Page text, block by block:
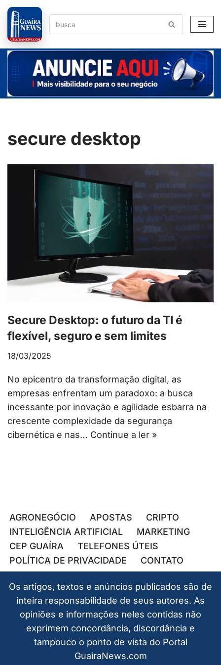
Pular
para
o
conteúdo
secure desktop
Secure Desktop: o futuro da TI é
flexível, seguro e sem limites
18/03/2025
No epicentro da transformação digital, as
empresas enfrentam um paradoxo: a busca
incessante por inovação e agilidade esbarra na
crescente complexidade da segurança
cibernética e nas… Continue a ler »
AGRONEGÓCIO APOSTAS
CRIPTO
INTELIGÊNCIA ARTIFICIAL
MARKETING
CEP GUAÍRA
TELEFONES ÚTEIS
POLÍTICA DE PRIVACIDADE
CONTATO
Os artigos, textos e anúncios publicados são de
inteira responsabilidade de seus autores. As
opiniões e informações neles contidas não
exprimem concordância, discordância e
tampouco o ponto de vista do Portal
GuairaNews.com